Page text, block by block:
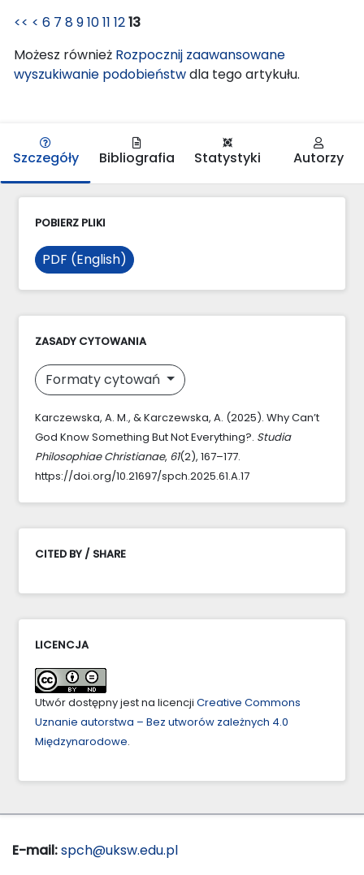
<< < 6 7 891011 1213
Możesz również Rozpocznij zaawansowane
wyszukiwanie podobieństwdla tego artykułu.
Szczegóły Bibliografia Statystyki Autorzy
POBIERZ PLIKI
PDF (English)
ZASADY CYTOWANIA
Formaty cytowań
Karczewska, A. M., & Karczewska, A. (2025). Why Can’t
God Know Something But Not Everything?. Studia
Philosophiae Christianae, 61(2), 167–177.
https://doi.org/10.21697/spch.2025.61.A.17
CITED BY / SHARE
LICENCJA
Utwór dostępny jest na licencji Creative Commons
Uznanie autorstwa – Bez utworów zależnych 4.0
Międzynarodowe.
E-mail:spch@uksw.edu.pl